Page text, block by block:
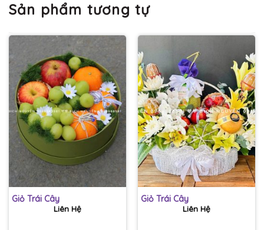
Sản phẩm tương tự
Giỏ Trái Cây
Liên Hệ
Giỏ Trái Cây
Liên Hệ